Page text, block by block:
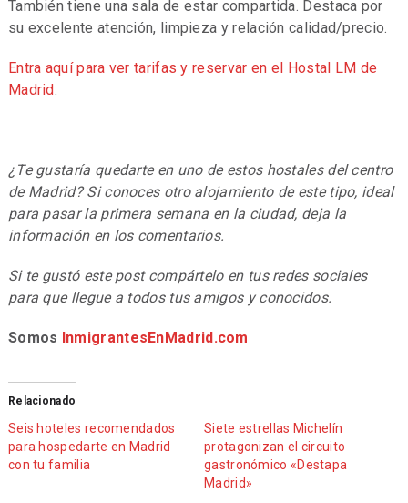
También tiene una sala de estar compartida. Destaca por
su excelente atención, limpieza y relación calidad/precio.
Entra aquí para ver tarifas y reservar en el Hostal LM de
Madrid.
¿Te gustaría quedarte en uno de estos hostales del centro
de Madrid? Si conoces otro alojamiento de este tipo, ideal
para pasar la primera semana en la ciudad, deja la
información en los comentarios.
Si te gustó este post compártelo en tus redes sociales
para que llegue a todos tus amigos y conocidos.
Somos InmigrantesEnMadrid.com
Relacionado
Seis hoteles recomendados
para hospedarte en Madrid
con tu familia
Siete estrellas Michelín
protagonizan el circuito
gastronómico «Destapa
Madrid»